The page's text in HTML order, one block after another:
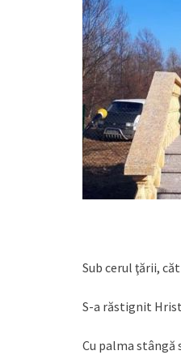
Sub cerul ţării,
S-a răstignit
Cu palma stângă